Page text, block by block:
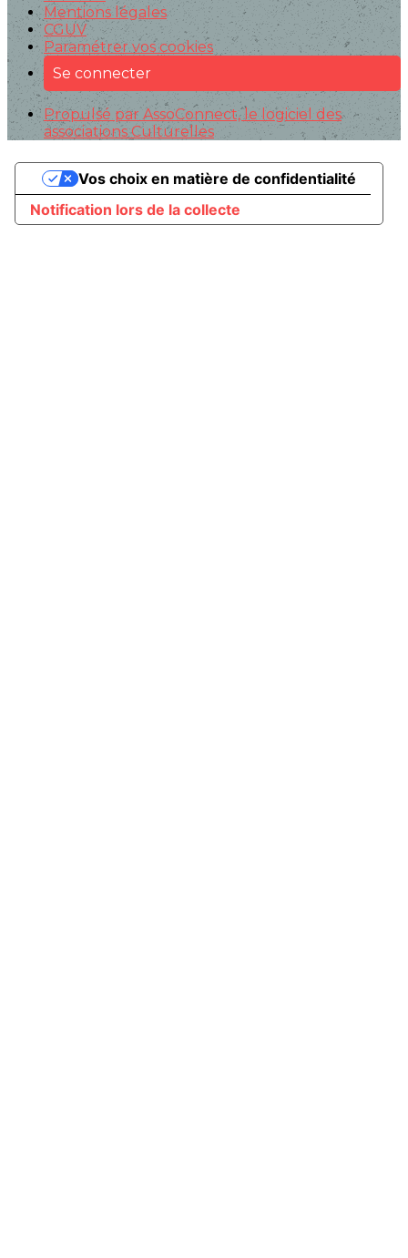
Mentions légales
CGUV
Paramétrer vos cookies
Se connecter
Propulsé par AssoConnect, le logiciel des
associations Culturelles
Notification lors de la collecte
Vos choix en matière de confidentialité